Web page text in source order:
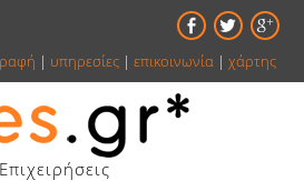
| υπηρεσίες| επικοινωνία| χάρτης
Επιχειρήσεις